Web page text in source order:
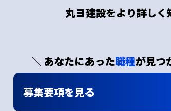
丸ヨ建設をより詳しく
＼ あなたにあった職種が見つ
募集要項を見る